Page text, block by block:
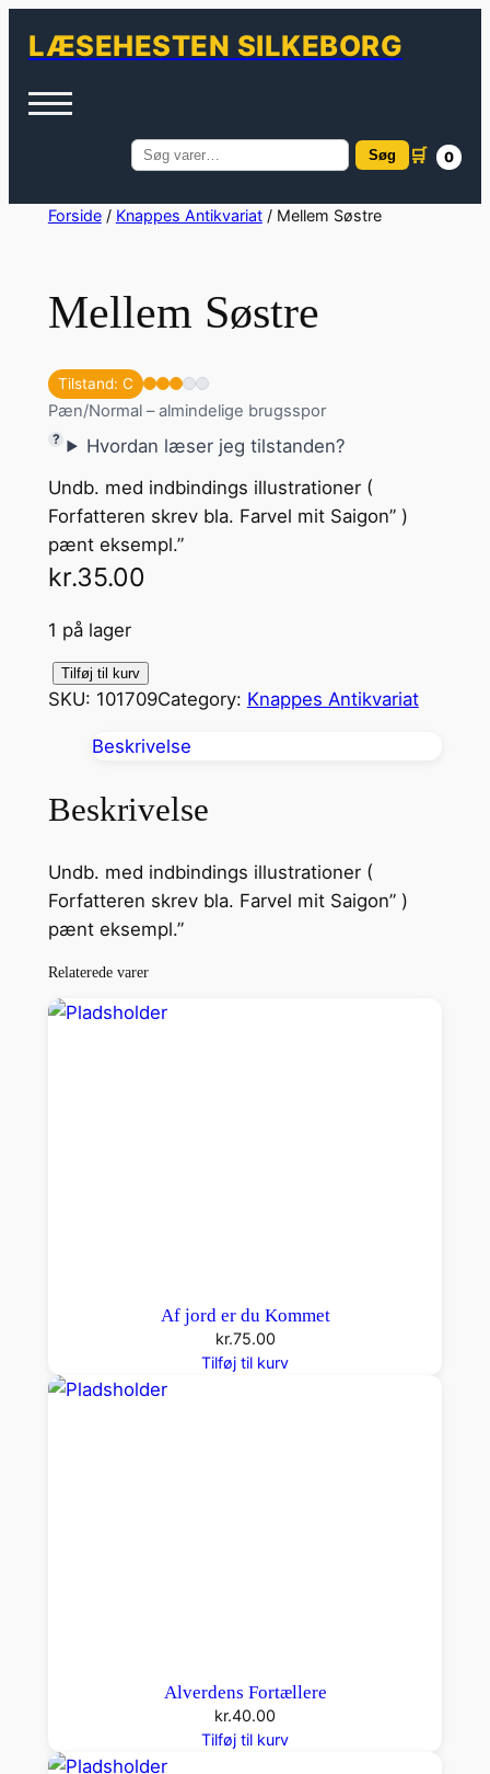
LÆSEHESTEN SILKEBORG
Søg
Søg 🛒 0
SpringForside/ Knappes Antikvariat/ Mellem Søstre
Mellem Søstre
Tilstand: C
Pæn/Normal – almindelige brugsspor
Hvordan læser jeg tilstanden?
Undb. med indbindings illustrationer (
Forfatteren skrev bla. Farvel mit Saigon” )
pænt eksempl.”
kr.35.00
1 på lager
M
e
m
ø
s
t
a
Tilføj til kurv
SKU: 101709Category: Knappes Antikvariat
Beskrivelse
Beskrivelse
Undb. med indbindings illustrationer (
Forfatteren skrev bla. Farvel mit Saigon” )
pænt eksempl.”
Relaterede varer
Af jord er du Kommet
kr.75.00
Tilføj til kurv
Alverdens Fortællere
kr.40.00
Tilføj til kurv